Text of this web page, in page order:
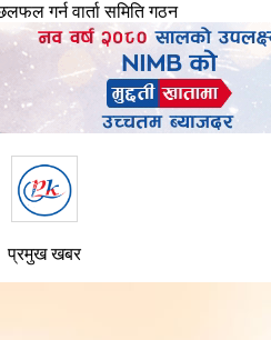
गर्न वार्ता समिति गठन
प्रमुख खबर